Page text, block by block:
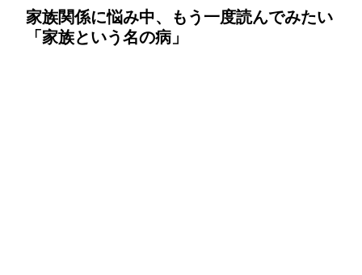
家族関係に悩み中、もう一度読んでみたい
「家族という名の病」